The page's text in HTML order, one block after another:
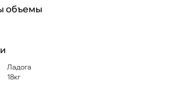
объемы
Ладога
18к